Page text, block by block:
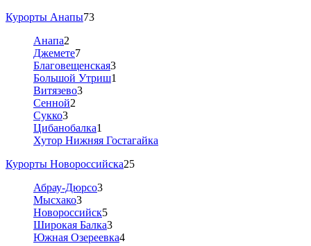
Курорты Анапы73
Анапа2
Джемете7
Благовещенская3
Большой Утриш1
Витязево3
Сенной2
Сукко3
Цибанобалка1
Хутор Нижняя Гостагайка
Курорты Новороссийска25
Абрау-Дюрсо3
Мысхако3
Новороссийск5
Широкая Балка3
Южная Озереевка4